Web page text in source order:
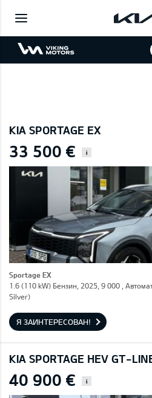
KIA SPORTAGE EX
33 500 € i
Sportage EX
1.6 (110 kW) Бензин, 2025, 9 000 ,
Silver)
Я ЗАИНТЕРЕСОВАН!
KIA SPORTAGE HEV GT-
40 900 € i